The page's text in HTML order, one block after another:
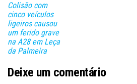
Colisão com
cinco veículos
ligeiros causou
um ferido grave
na A28 em Leça
da Palmeira
Deixe um comentário